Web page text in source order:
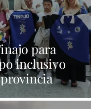
para
inclusivo